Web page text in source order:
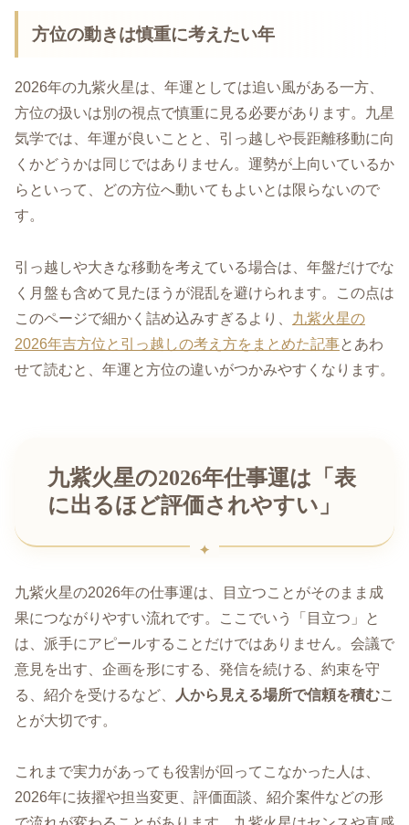
方位の動きは慎重に考えたい年
2026年の九紫火星は、年運としては追い風がある一方、
方位の扱いは別の視点で慎重に見る必要があります。九星
気学では、年運が良いことと、引っ越しや長距離移動に向
くかどうかは同じではありません。運勢が上向いているか
らといって、どの方位へ動いてもよいとは限らないので
す。
引っ越しや大きな移動を考えている場合は、年盤だけでな
く月盤も含めて見たほうが混乱を避けられます。この点は
このページで細かく詰め込みすぎるより、 九紫火星の
2026年吉方位と引っ越しの考え方をまとめた記事とあわ
せて読むと、年運と方位の違いがつかみやすくなります。
九紫火星の2026年仕事運は「表
に出るほど評価されやすい」
九紫火星の2026年の仕事運は、目立つことがそのまま成
果につながりやすい流れです。ここでいう「目立つ」と
は、派手にアピールすることだけではありません。会議で
意見を出す、企画を形にする、発信を続ける、約束を守
る、紹介を受けるなど、
人から見える場所で信頼を積むこ
とが大切です。
これまで実力があっても役割が回ってこなかった人は、
2026年に抜擢や担当変更、評価面談、紹介案件などの形